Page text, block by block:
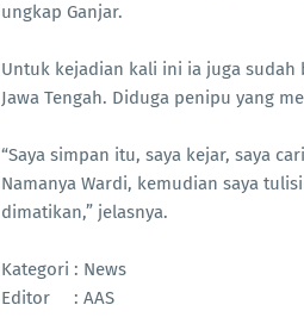
ungkap Ganjar.
Untuk kejadian kali ini ia juga
Jawa Tengah. Diduga penipu yang
“Saya simpan itu, saya kejar, saya
Namanya Wardi, kemudian saya
dimatikan,” jelasnya.
Kategori : News
Editor : AAS